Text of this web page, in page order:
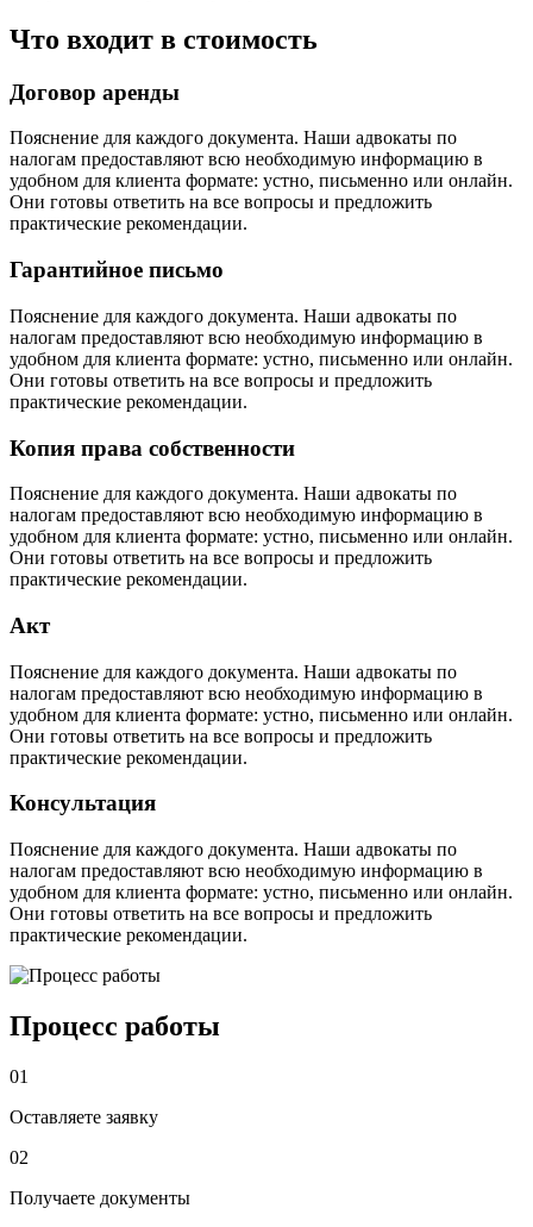
Что входит в стоимость
Договор аренды
Пояснение для каждого документа. Наши адвокаты по
налогам предоставляют всю необходимую информацию в
удобном для клиента формате: устно, письменно или онлайн.
Они готовы ответить на все вопросы и предложить
практические рекомендации.
Гарантийное письмо
Пояснение для каждого документа. Наши адвокаты по
налогам предоставляют всю необходимую информацию в
удобном для клиента формате: устно, письменно или онлайн.
Они готовы ответить на все вопросы и предложить
практические рекомендации.
Копия права собственности
Пояснение для каждого документа. Наши адвокаты по
налогам предоставляют всю необходимую информацию в
удобном для клиента формате: устно, письменно или онлайн.
Они готовы ответить на все вопросы и предложить
практические рекомендации.
Акт
Пояснение для каждого документа. Наши адвокаты по
налогам предоставляют всю необходимую информацию в
удобном для клиента формате: устно, письменно или онлайн.
Они готовы ответить на все вопросы и предложить
практические рекомендации.
Консультация
Пояснение для каждого документа. Наши адвокаты по
налогам предоставляют всю необходимую информацию в
удобном для клиента формате: устно, письменно или онлайн.
Они готовы ответить на все вопросы и предложить
практические рекомендации.
Процесс работы
01
Оставляете заявку
02
Получаете документы